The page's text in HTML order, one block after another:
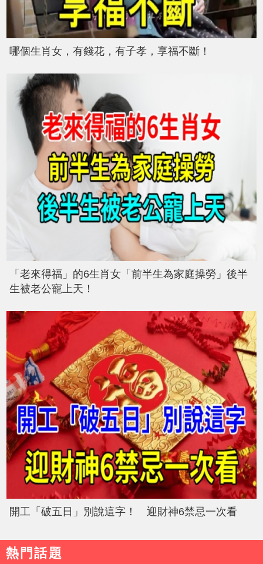
哪個生肖女，有錢花，有子孝，享福不斷！
「老來得福」的6生肖女「前半生為家庭操勞」後半
生被老公寵上天！
開工「破五日」別說這字！ 迎財神6禁忌一次看
熱門話題